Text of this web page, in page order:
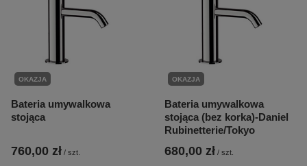
OKAZJA
Bateria umywalkowa
stojąca
760,00 zł / szt.
OKAZJA
Bateria umywalkowa
stojąca (bez korka)-Daniel
Rubinetterie/Tokyo
680,00 zł / szt.